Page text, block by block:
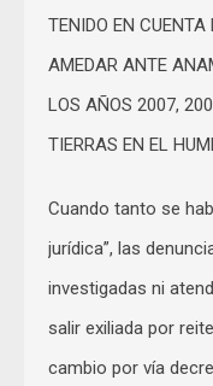
TENIDO EN
AMEDAR ANTE
LOS AÑOS 2007,
TIERRAS EN EL
Cuando tanto se
jurídica”, las
investigadas ni
salir exiliada por
cambio por vía